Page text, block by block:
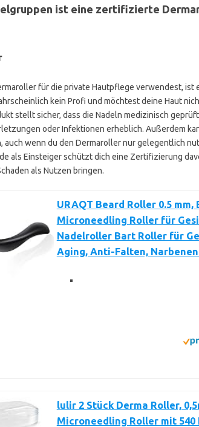
ist eine zertifizierte
für die private Hautpflege verwendest,
kein Profi und möchtest deine Haut
stellt sicher, dass die Nadeln medizinisch
oder Infektionen erheblich. Außerdem
auch wenn du den Dermaroller nur gelegentlich
als Einsteiger schützt dich eine Zertifizierung
als Nutzen bringen.
URAQT Beard Roller 0.5
Microneedling Roller für
Nadelroller Bart Roller für
Aging, Anti-Falten,
lulir 2 Stück Derma Roller,
Microneedling Roller mit 540